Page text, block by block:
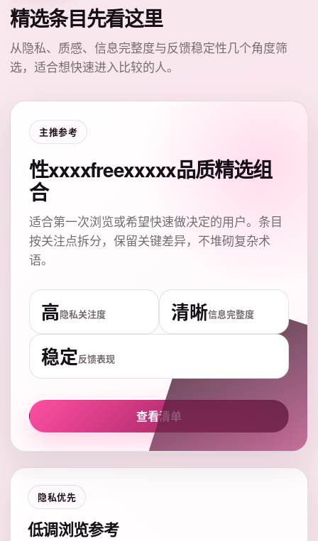
精选条目先看这里
从隐私、质感、信息完整度与反馈稳定性几个角度筛
选，适合想快速进入比较的人。
主推参考
性xxxxfreexxxxx品质精选组
合
适合第一次浏览或希望快速做决定的用户。条目
按关注点拆分，保留关键差异，不堆砌复杂术
语。
高隐私关注度 清晰信息完整度
稳定反馈表现
查看清单
隐私优先
低调浏览参考